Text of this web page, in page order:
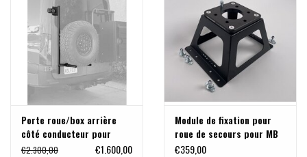
Porte roue/box arrière
côté conducteur pour
Sprinter 907/VS30 avec
€2.300,00 €1.600,00
Module de fixation pour
roue de secours pour MB
Sprinter 906/907 (6x130)
€359,00